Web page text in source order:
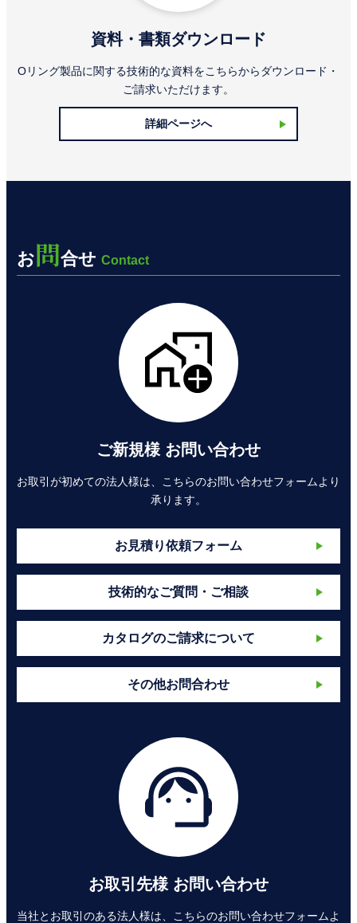
資料・書類ダウンロード
Oリング製品に関する技術的な資料をこちらからダウンロード・
ご請求いただけます。
詳細ページへ
お問合せ Contact
ご新規様 お問い合わせ
お取引が初めての法人様は、こちらのお問い合わせフォームより
承ります。
お見積り依頼フォーム
技術的なご質問・ご相談
カタログのご請求について
その他お問合わせ
お取引先様 お問い合わせ
当社とお取引のある法人様は、こちらのお問い合わせフォームよ